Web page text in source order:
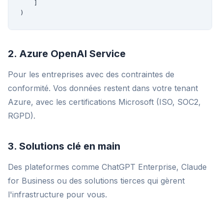
)
2. Azure OpenAI Service
Pour les entreprises avec des contraintes de
conformité. Vos données restent dans votre tenant
Azure, avec les certifications Microsoft (ISO, SOC2,
RGPD).
3. Solutions clé en main
Des plateformes comme ChatGPT Enterprise, Claude
for Business ou des solutions tierces qui gèrent
l'infrastructure pour vous.